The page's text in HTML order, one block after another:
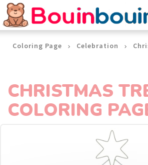
Coloring Page Celebration
CHRISTMAS
COLORING
Cookies management panel